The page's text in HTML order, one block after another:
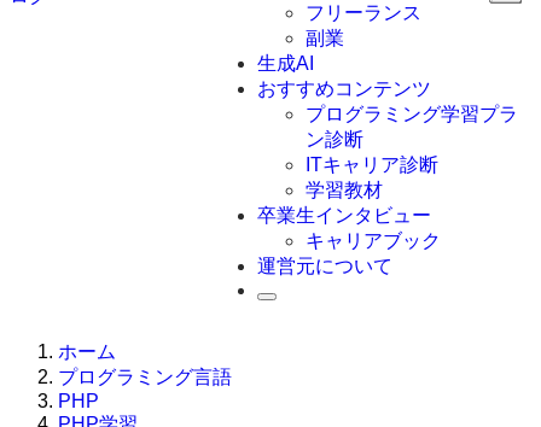
JavaScript
Swift
Ruby
フリーランス
副業
生成AI
おすすめコンテンツ
プログラミング学習プラ
ン診断
ITキャリア診断
学習教材
卒業生インタビュー
キャリアブック
運営元について
ホーム
プログラミング言語
PHP